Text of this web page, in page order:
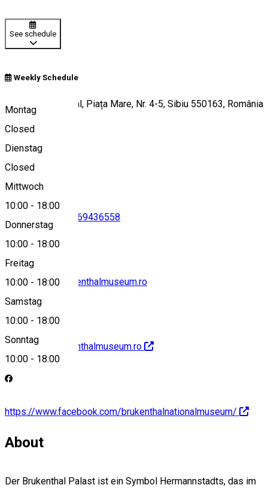
See schedule
Weekly Schedule
Montag
Closed
Dienstag
Closed
Mittwoch
10:00 - 18:00
Donnerstag
10:00 - 18:00
Freitag
10:00 - 18:00
Samstag
10:00 - 18:00
Sonntag
10:00 - 18:00
Muzeul Brukenthal, Piața Mare, Nr. 4-5, Sibiu 550163, România
View on map
0269436558
secretariat@brukenthalmuseum.ro
http://www.brukenthalmuseum.ro
https://www.facebook.com/brukenthalnationalmuseum/
About
Der Brukenthal Palast ist ein Symbol Hermannstadts, das im